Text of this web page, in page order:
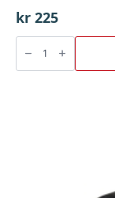
kr 225
Krybbebånd
M/Snapphake
(Båsband)